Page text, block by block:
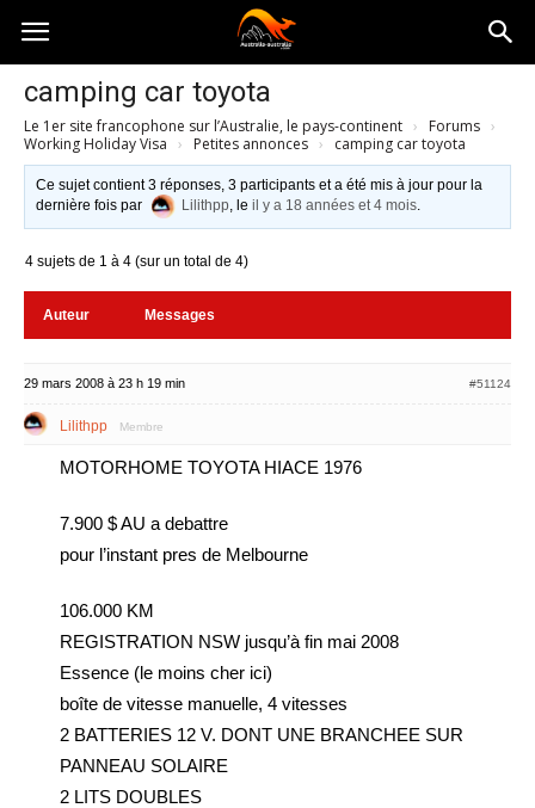
Australia-
australie.com
camping car toyota
Le 1er site francophone sur l’Australie, le pays-continent › Forums ›
Working Holiday Visa › Petites annonces › camping car toyota
Ce sujet contient 3 réponses, 3 participants et a été mis à jour pour la
dernière fois par
Lilithpp, leil y a 18 années et 4 mois.
4 sujets de 1 à 4 (sur un total de 4)
Auteur Messages
29 mars 2008 à 23 h 19 min #51124
Lilithpp Membre
MOTORHOME TOYOTA HIACE 1976
7.900 $ AU a debattre
pour l’instant pres de Melbourne
106.000 KM
REGISTRATION NSW jusqu’à fin mai 2008
Essence (le moins cher ici)
boîte de vitesse manuelle, 4 vitesses
2 BATTERIES 12 V. DONT UNE BRANCHEE SUR
PANNEAU SOLAIRE
2 LITS DOUBLES